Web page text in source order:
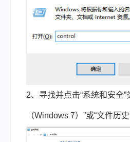
2、寻找并点击“系统和安全”
（Windows 7）”或“文件历史